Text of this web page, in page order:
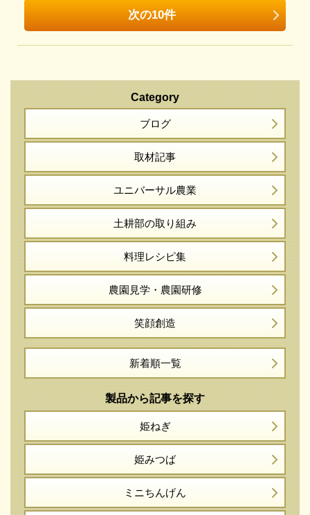
次の10件
Category
ブログ
取材記事
ユニバーサル農業
土耕部の取り組み
料理レシピ集
農園見学・農園研修
笑顔創造
新着順一覧
製品から記事を探す
姫ねぎ
姫みつば
ミニちんげん